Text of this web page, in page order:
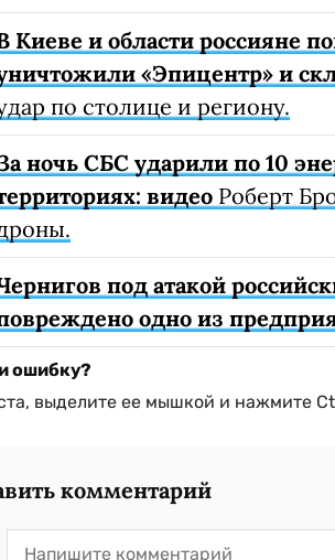
Киеве и области россияне
«Эпицентр» и
по столице и региону.
ночь СБС ударили по 10
видео Роберт
под атакой
одно из
ошибку?
выделите ее мышкой и нажмите
комментарий